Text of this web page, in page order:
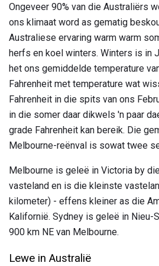
Ongeveer 90% van die Australiërs
ons klimaat word as gematig
Australiese ervaring warm warm
herfs en koel winters. Winters is in
het ons gemiddelde temperature
Fahrenheit met temperature wat
Fahrenheit in die spits van ons
in die somer daar dikwels 'n paar
grade Fahrenheit kan bereik. Die
Melbourne-reënval is sowat twee
Melbourne is geleë in Victoria by
vasteland en is die kleinste
kilometer) - effens kleiner as die
Kalifornië. Sydney is geleë in Nieu-
900 km NE van Melbourne.
Lewe in Australië